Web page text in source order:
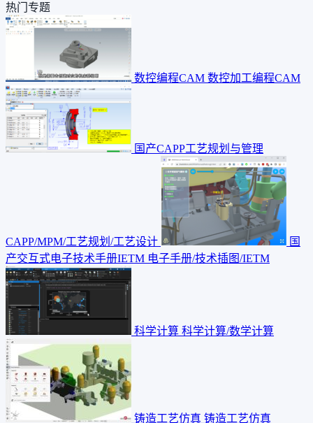
热门专题
数控编程CAM 数控加工编程CAM
国产CAPP工艺规划与管理
CAPP/MPM/工艺规划/工艺设计
国
产交互式电子技术手册IETM 电子手册/技术插图/IETM
科学计算 科学计算/数学计算
铸造工艺仿真 铸造工艺仿真